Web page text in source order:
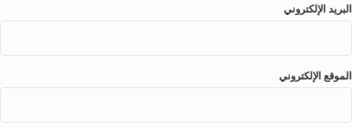
م
ع
ا
غ
البريد الإلكتروني
الموقع الإلكتروني